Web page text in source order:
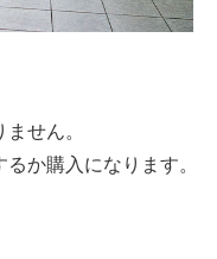
せん。
か購入になります。